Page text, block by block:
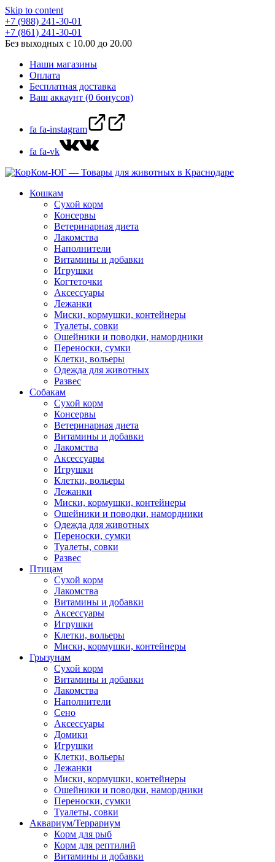
Skip to content
+7 (988) 241-30-01
+7 (861) 241-30-01
Без выходных с 10.00 до 20.00
Наши магазины
Оплата
Бесплатная доставка
Ваш аккаунт (0 бонусов)
fa fa-instagram
fa fa-vk
Кошкам
Сухой корм
Консервы
Ветеринарная диета
Лакомства
Наполнители
Витамины и добавки
Игрушки
Когтеточки
Аксессуары
Лежанки
Миски, кормушки, контейнеры
Туалеты, совки
Ошейники и поводки, намордники
Переноски, сумки
Клетки, вольеры
Одежда для животных
Развес
Собакам
Сухой корм
Консервы
Ветеринарная диета
Витамины и добавки
Лакомства
Аксессуары
Игрушки
Клетки, вольеры
Лежанки
Миски, кормушки, контейнеры
Ошейники и поводки, намордники
Одежда для животных
Переноски, сумки
Туалеты, совки
Развес
Птицам
Сухой корм
Лакомства
Витамины и добавки
Аксессуары
Игрушки
Клетки, вольеры
Миски, кормушки, контейнеры
Грызунам
Сухой корм
Витамины и добавки
Лакомства
Наполнители
Сено
Аксессуары
Домики
Игрушки
Клетки, вольеры
Лежанки
Миски, кормушки, контейнеры
Ошейники и поводки, намордники
Переноски, сумки
Туалеты, совки
Аквариум/Террариум
Корм для рыб
Корм для рептилий
Витамины и добавки